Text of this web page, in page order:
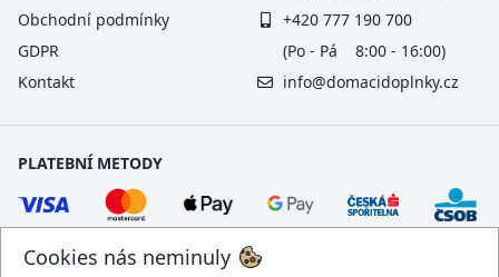
Cookies nás neminuly
Obchodní podmínky
GDPR
Kontakt
+420 777 190 700
(Po - Pá 8:00 - 16:00)
info@domacidoplnky.cz
PLATEBNÍ METODY